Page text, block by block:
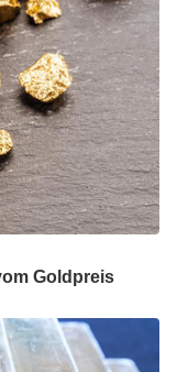
Goldpreis